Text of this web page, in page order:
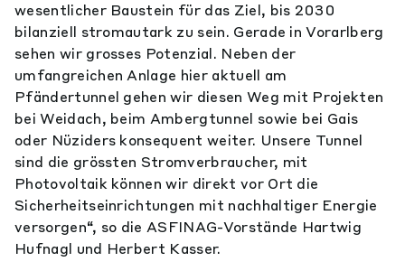
wesentlicher Baustein für das Ziel, bis 2030
bilanziell stromautark zu sein. Gerade in Vorarlberg
sehen wir grosses Potenzial. Neben der
umfangreichen Anlage hier aktuell am
Pfändertunnel gehen wir diesen Weg mit Projekten
bei Weidach, beim Ambergtunnel sowie bei Gais
oder Nüziders konsequent weiter. Unsere Tunnel
sind die grössten Stromverbraucher, mit
Photovoltaik können wir direkt vor Ort die
Sicherheitseinrichtungen mit nachhaltiger Energie
versorgen“, so die ASFINAG-Vorstände Hartwig
Hufnagl und Herbert Kasser.